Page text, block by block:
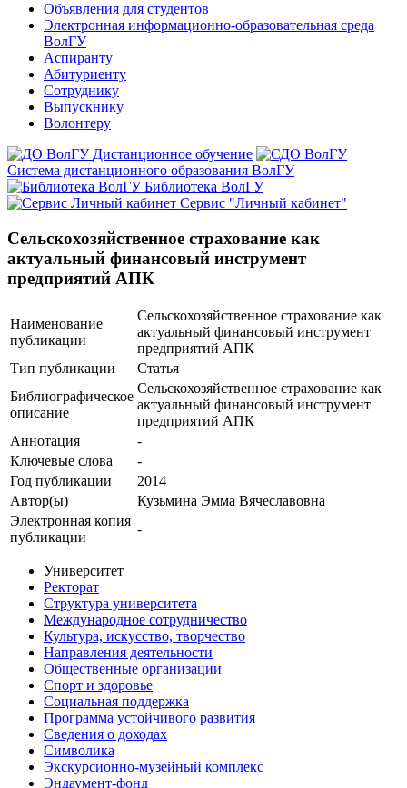
Объявления для студентов
Электронная информационно-образовательная среда
ВолГУ
Аспиранту
Абитуриенту
Сотруднику
Выпускнику
Волонтеру
Дистанционное обучение
Система дистанционного образования ВолГУ
Библиотека ВолГУ
Сервис "Личный кабинет"
Сельскохозяйственное страхование как
актуальный финансовый инструмент
предприятий АПК
Наименование
публикации
Сельскохозяйственное страхование как
актуальный финансовый инструмент
предприятий АПК
Тип публикации
Статья
Библиографическое
описание
Сельскохозяйственное страхование как
актуальный финансовый инструмент
предприятий АПК
Аннотация
-
Ключевые cлова
-
Год публикации
2014
Автор(ы)
Кузьмина Эмма Вячеславовна
Электронная копия
публикации
-
Университет
Ректорат
Структура университета
Международное сотрудничество
Культура, искусство, творчество
Направления деятельности
Общественные организации
Спорт и здоровье
Социальная поддержка
Программа устойчивого развития
Сведения о доходах
Символика
Экскурсионно-музейный комплекс
Эндаумент-фонд